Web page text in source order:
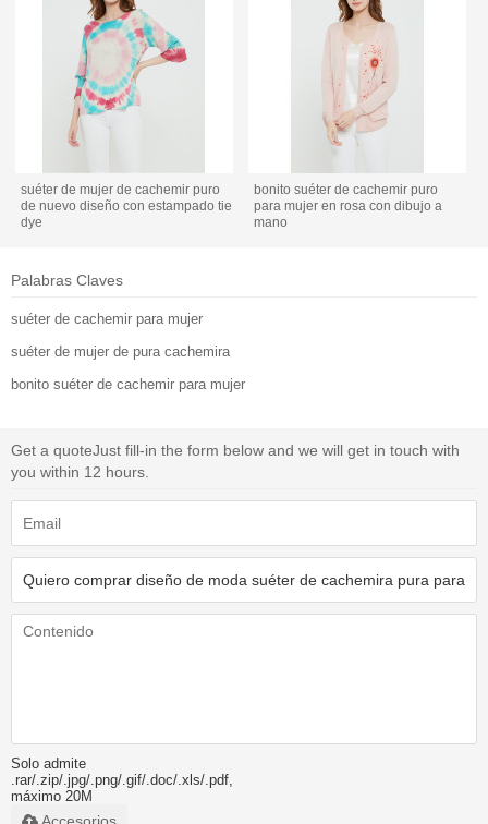
suéter de mujer de cachemir puro
de nuevo diseño con estampado tie
dye
bonito suéter de cachemir puro
para mujer en rosa con dibujo a
mano
Palabras Claves
suéter de cachemir para mujer
suéter de mujer de pura cachemira
bonito suéter de cachemir para mujer
Get a quoteJust fill-in the form below and we will get in touch with
you within 12 hours.
Solo admite
.rar/.zip/.jpg/.png/.gif/.doc/.xls/.pdf,
máximo 20M
Accesorios